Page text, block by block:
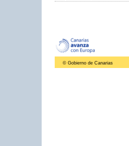
© Gobierno de Canarias